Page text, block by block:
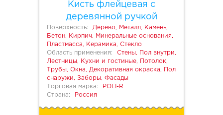
Кисть флейцевая с
деревянной ручкой
Поверхность:
Дерево, Металл, Камень,
Бетон, Кирпич, Минеральные основания,
Пластмасса, Керамика, Стекло
Область применения:
Стены, Пол внутри,
Лестницы, Кухни и гостиные, Потолок,
Трубы, Окна, Декоративная окраска, Пол
снаружи, Заборы, Фасады
Торговая марка:
POLI-R
Страна:
Россия